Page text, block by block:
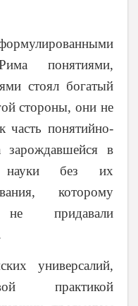
понятиями,
стоял богатый
стороны, они не
часть понятийно-
зарождавшейся в
науки без их
которому
придавали
универсалий,
практикой